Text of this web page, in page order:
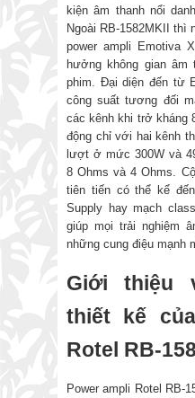
kiện âm thanh nổi
Ngoài RB-1582MKII thì
power ampli Emotiva
hưởng không gian âm
phim. Đại diện đến từ
công suất tương đối
các kênh khi trở kháng
động chỉ với hai kênh
lượt ở mức 300W và
8 Ohms và 4 Ohms.
tiên tiến có thể kể
Supply hay mạch
giúp mọi trải nghiệm
những cung điệu mạnh
Giới thiệu
thiết kế
Rotel RB-
Power ampli Rotel RB-